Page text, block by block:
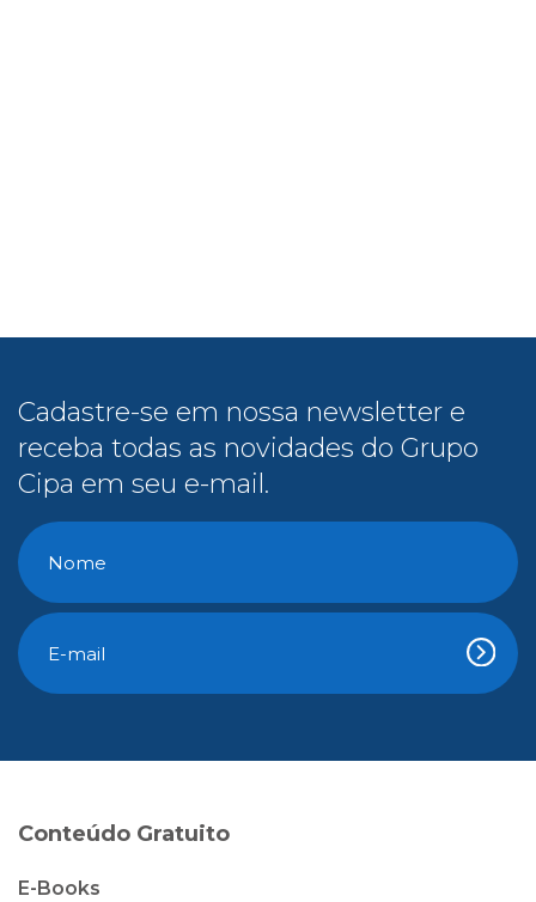
Cadastre-se em nossa newsletter e
receba todas as novidades do Grupo
Cipa em seu e-mail.
Conteúdo Gratuito
E-Books